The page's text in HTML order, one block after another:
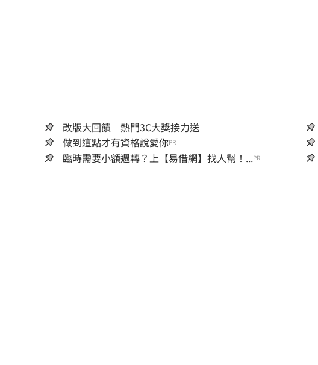
改版大回饋 熱門3C大獎接力送
做到這點才有資格說愛你PR
臨時需要小額週轉？上【易借網】找人幫！...PR